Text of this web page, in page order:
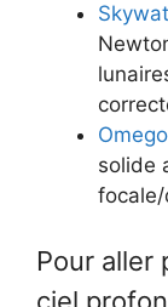
solide
Pour aller